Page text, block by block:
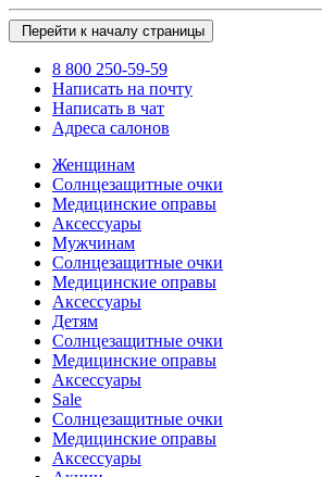
Перейти к началу страницы
8 800 250-59-59
Написать на почту
Написать в чат
Адреса салонов
Женщинам
Солнцезащитные очки
Медицинские оправы
Аксессуары
Мужчинам
Солнцезащитные очки
Медицинские оправы
Аксессуары
Детям
Солнцезащитные очки
Медицинские оправы
Аксессуары
Sale
Солнцезащитные очки
Медицинские оправы
Аксессуары